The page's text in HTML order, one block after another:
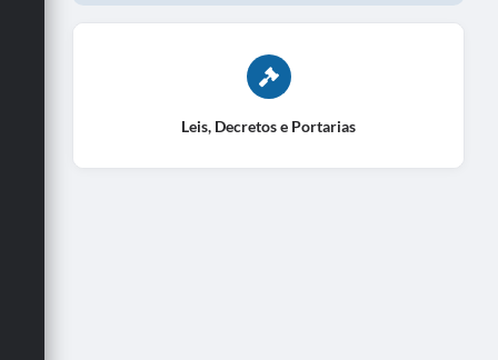
Leis, Decretos e Portarias